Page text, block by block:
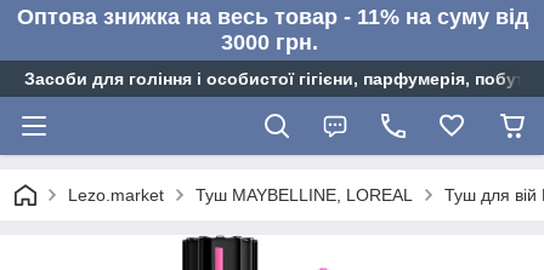
Оптова знижка на весь товар - 11% на суму від
3000 грн.
Засоби для гоління і особистої гігієни, парфумерія,
Lezo.market Туш MAYBELLINE, LOREAL Туш для